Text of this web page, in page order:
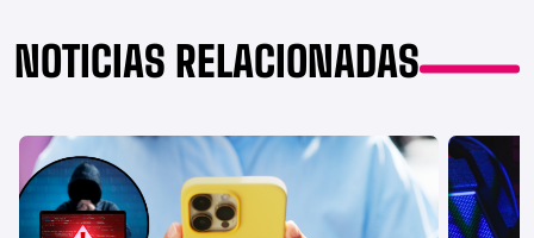
NOTICIAS RELACIONADAS